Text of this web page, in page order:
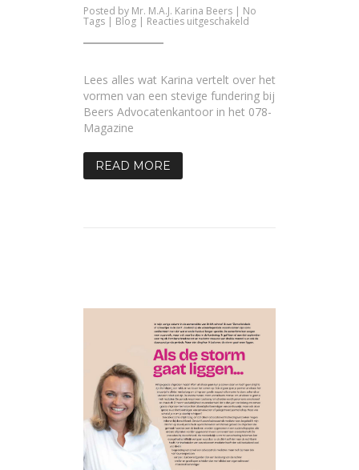
Posted by Mr. M.A.J. Karina Beers | No
Tags | Blog | Reacties uitgeschakeld
zorg
voor
stevige
fundering!
Lees alles wat Karina vertelt over het
vormen van een stevige fundering bij
Beers Advocatenkantoor in het 078-
Magazine
READ MORE